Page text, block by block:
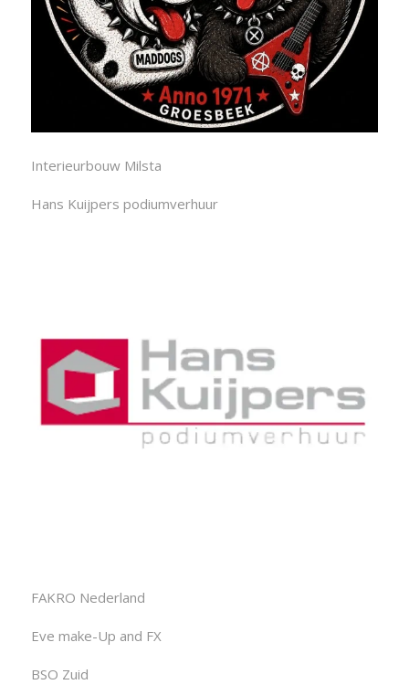
Interieurbouw Milsta
Hans Kuijpers podiumverhuur
FAKRO Nederland
Eve make-Up and FX
BSO Zuid